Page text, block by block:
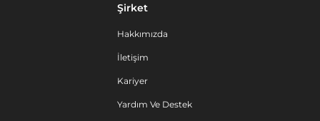
Şirket
Hakkımızda
İletişim
Kariyer
Yardım Ve Destek